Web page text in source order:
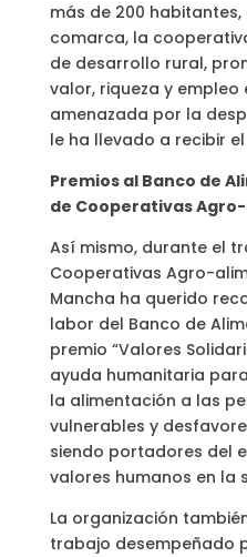
más de 200
comarca, la
de desarrollo rural,
valor, riqueza y empleo
amenazada por la
le ha llevado a recibir
Premios al Banco de
de Cooperativas
Así mismo, durante el
Cooperativas Agro-
Mancha ha querido
labor del Banco de
premio “Valores
ayuda humanitaria
la alimentación a las
vulnerables y
siendo portadores del
valores humanos en la
La organización
trabajo desempeñado